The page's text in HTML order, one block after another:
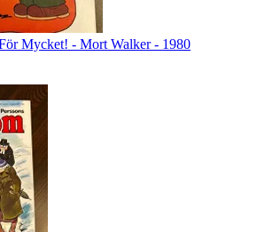
Mycket! - Mort Walker - 1980